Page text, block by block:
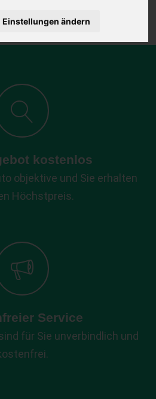
Einstellungen ändern
100% Sicherheit.
kostenlos
objektive und Sie erhalten
Höchstpreis.
Service
für Sie unverbindlich und